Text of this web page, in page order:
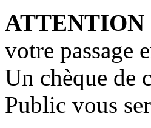
ATTENTION
votre passage
Un chèque de
Public vous